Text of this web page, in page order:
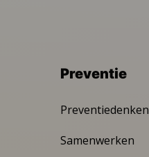
Preventie
Preventiedenken
Samenwerken